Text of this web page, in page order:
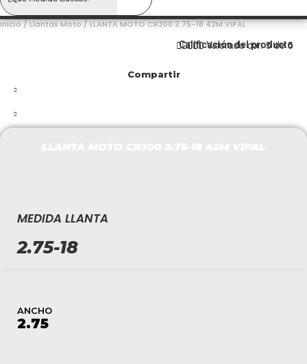
Inicio/Llantas Moto/ LLANTA MOTO CR300 2.75-18 42M VIPAL
Calificación del producto
 Valorado con 5 de 5
Compartir
MEDIDA LLANTA
2.75-18
ANCHO
2.75